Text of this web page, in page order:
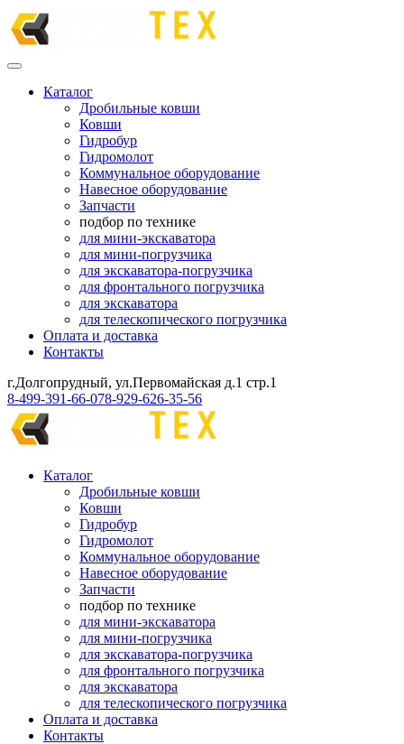
Каталог
Дробильные ковши
Ковши
Гидробур
Гидромолот
Коммунальное оборудование
Навесное оборудование
Запчасти
подбор по технике
для мини-экскаватора
для мини-погрузчика
для экскаватора-погрузчика
для фронтального погрузчика
для экскаватора
для телескопического погрузчика
Оплата и доставка
Контакты
г.Долгопрудный, ул.Первомайская д.1 стр.1
8-499-391-66-078-929-626-35-56
Каталог
Дробильные ковши
Ковши
Гидробур
Гидромолот
Коммунальное оборудование
Навесное оборудование
Запчасти
подбор по технике
для мини-экскаватора
для мини-погрузчика
для экскаватора-погрузчика
для фронтального погрузчика
для экскаватора
для телескопического погрузчика
Оплата и доставка
Контакты